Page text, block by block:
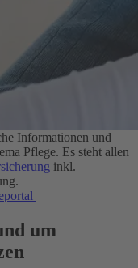
Informationen und
Pflege. Es steht allen
inkl.
um